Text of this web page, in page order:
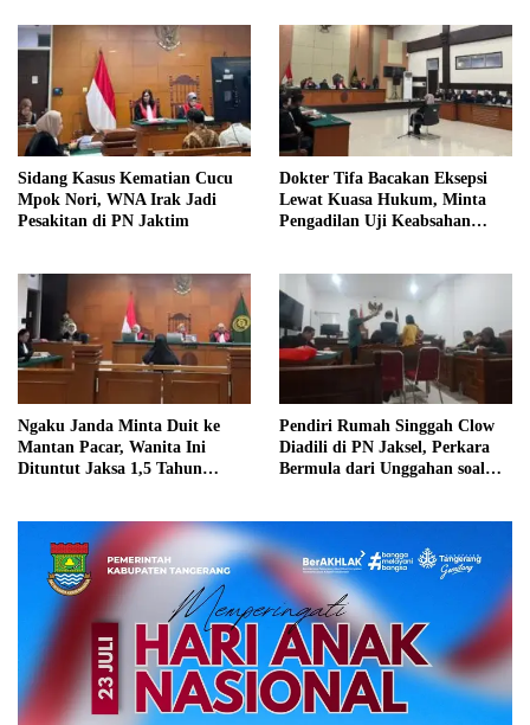
Sidang Kasus Kematian Cucu
Mpok Nori, WNA Irak Jadi
Pesakitan di PN Jaktim
Dokter Tifa Bacakan Eksepsi
Lewat Kuasa Hukum, Minta
Pengadilan Uji Keabsahan
Ngaku Janda Minta Duit ke
Mantan Pacar, Wanita Ini
Dituntut Jaksa 1,5 Tahun
Pendiri Rumah Singgah Clow
Diadili di PN Jaksel, Perkara
Bermula dari Unggahan soal